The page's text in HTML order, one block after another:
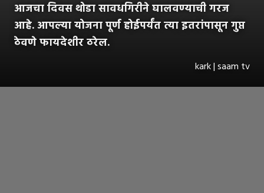
आजचा दिवस थोडा सावधगिरीने घालवण्याची गरज
आहे. आपल्या योजना पूर्ण होईपर्यंत त्या इतरांपासून गुप्त
ठेवणे फायदेशीर ठरेल.
kark | saam tv